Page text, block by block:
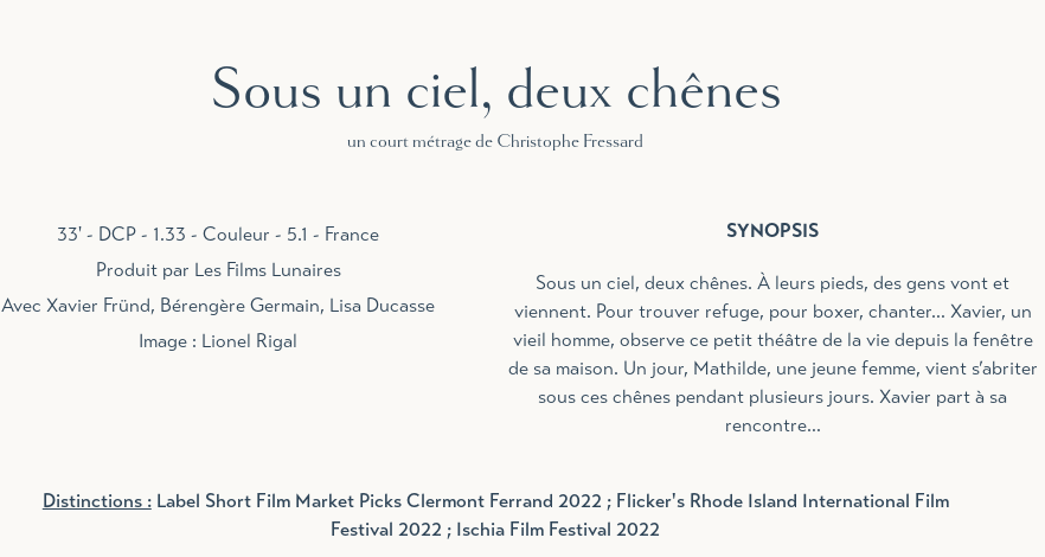
Sous un ciel, deux chênes
un court métrage de Christophe Fressard
33' - DCP - 1.33 - Couleur - 5.1 - France
Produit par Les Films Lunaires
Avec Xavier Fründ, Bérengère Germain, Lisa Ducasse
Image : Lionel Rigal
SYNOPSIS
Sous un ciel, deux chênes. À leurs pieds, des gens vont et
viennent. Pour trouver refuge, pour boxer, chanter… Xavier, un
vieil homme, observe ce petit théâtre de la vie depuis la fenêtre
de sa maison. Un jour, Mathilde, une jeune femme, vient s’abriter
sous ces chênes pendant plusieurs jours. Xavier part à sa
rencontre…
Distinctions : Label Short Film Market Picks Clermont Ferrand 2022 ; Flicker's Rhode Island International Film
Festival 2022 ; Ischia Film Festival 2022